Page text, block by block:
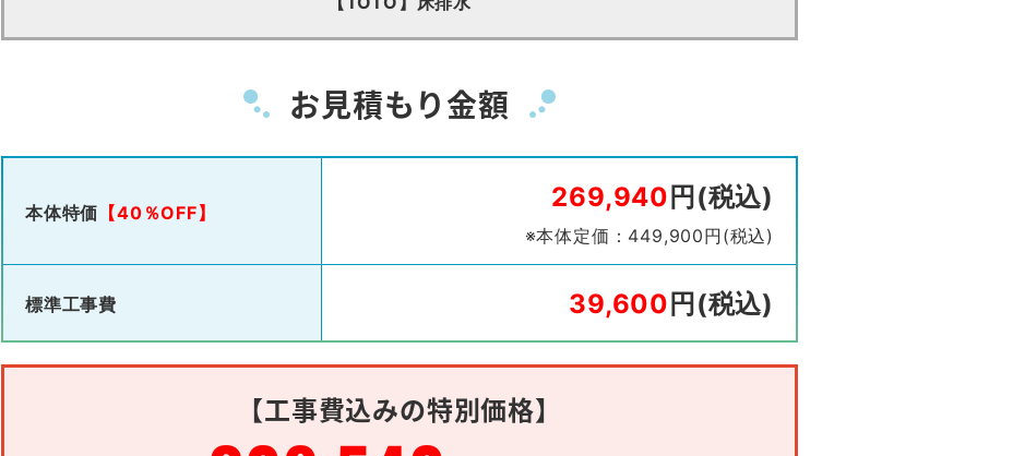
お見積もり金額
本体特価 【40％OFF】 269,940 円(税込)
※本体定価：449,900円(税込)
標準工事費 39,600 円(税込)
【工事費込みの特別価格】